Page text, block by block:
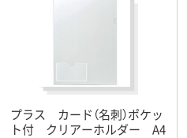
プラス カード（名刺）ポケッ
ト付 クリアーホルダー A4